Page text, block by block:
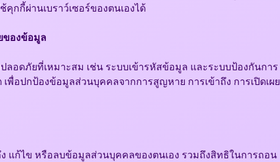
คุกกี้ผ่านเบราว์เซอร์ของตนเองได้
ของข้อมูล
ลอดภัยที่เหมาะสม เช่น ระบบเข้ารหัสข้อมูล และระบบป้องกันการ
พื่อปกป้องข้อมูลส่วนบุคคลจากการสูญหาย การเข้าถึง การเปิดเผย
แก้ไข หรือลบข้อมูลส่วนบุคคลของตนเอง รวมถึงสิทธิในการถอน